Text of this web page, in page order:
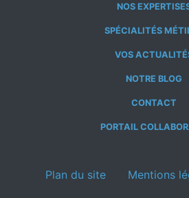
NOS
SPÉCIALITÉS
VOS
NOTRE BLOG
CONTACT
PORTAIL
Plan du site
Mentions